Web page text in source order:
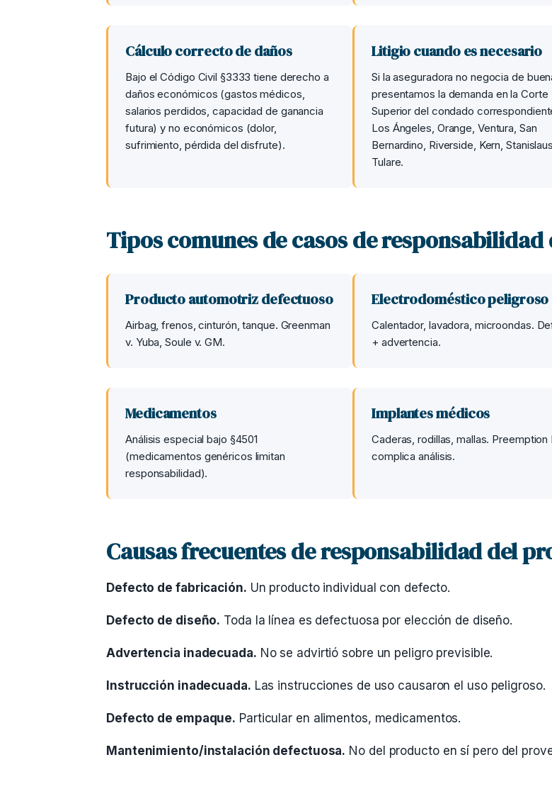
Cálculo correcto de daños
Bajo el Código Civil §3333 tiene derecho a
daños económicos (gastos médicos,
salarios perdidos, capacidad de ganancia
futura) y no económicos (dolor,
sufrimiento, pérdida del disfrute).
Litigio cuando es necesario
Si la aseguradora no negocia de
presentamos la demanda en la Corte
Superior del condado
Los Ángeles, Orange, Ventura, San
Bernardino, Riverside, Kern,
Tulare.
Tipos comunes de casos de
Producto automotriz defectuoso
Airbag, frenos, cinturón, tanque. Greenman
v. Yuba, Soule v. GM.
Electrodoméstico peligroso
Calentador, lavadora, microondas.
+ advertencia.
Medicamentos
Análisis especial bajo §4501
(medicamentos genéricos limitan
responsabilidad).
Implantes médicos
Caderas, rodillas, mallas. Preemption
complica análisis.
Causas frecuentes de responsabilidad del
Defecto de fabricación. Un producto individual con defecto.
Defecto de diseño. Toda la línea es defectuosa por elección de diseño.
Advertencia inadecuada. No se advirtió sobre un peligro previsible.
Instrucción inadecuada. Las instrucciones de uso causaron el uso peligroso.
Defecto de empaque. Particular en alimentos, medicamentos.
Mantenimiento/instalación defectuosa. No del producto en sí pero del